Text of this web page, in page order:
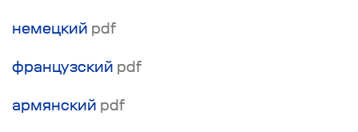
немецкий pdf
французский pdf
армянский pdf